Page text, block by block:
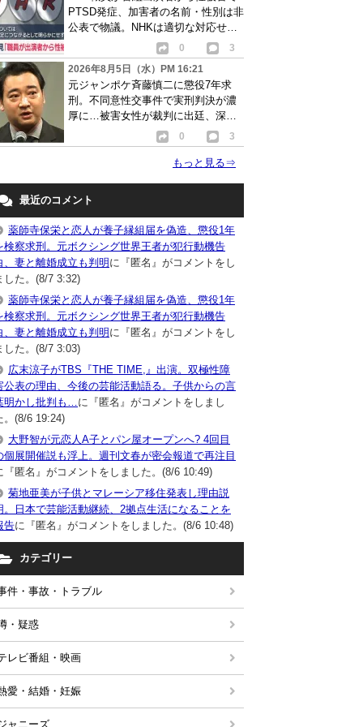
PTSD発症、加害者の名前・性別は非
公表で物議。NHKは適切な対応せず
0
3
2026年8月5日（水）PM 16:21
元ジャンポケ斉藤慎二に懲役7年求
刑。不同意性交事件で実刑判決が濃
厚に…被害女性が裁判に出廷、深刻
0 3
もっと見る⇒
最近のコメント
薬師寺保栄と恋人が養子縁組届を偽造、懲役1年
検察求刑。元ボクシング世界王者が犯行動機告
、妻と離婚成立も判明に『匿名』がコメントをし
した。(8/7 3:32)
薬師寺保栄と恋人が養子縁組届を偽造、懲役1年
検察求刑。元ボクシング世界王者が犯行動機告
、妻と離婚成立も判明に『匿名』がコメントをし
した。(8/7 3:03)
広末涼子がTBS『THE TIME,』出演。双極性障
公表の理由、今後の芸能活動語る。子供からの言
明かし批判も… に『匿名』がコメントをしまし
。(8/6 19:24)
大野智が元恋人A子とパン屋オープンへ? 4回目
個展開催説も浮上。週刊文春が密会報道で再注目
『匿名』がコメントをしました。(8/6 10:49)
菊地亜美が子供とマレーシア移住発表し理由説
。日本で芸能活動継続、2拠点生活になることを
告に『匿名』がコメントをしました。(8/6 10:48)
カテゴリー
件・事故・トラブル
・疑惑
レビ番組・映画
愛・結婚・妊娠
ャニーズ